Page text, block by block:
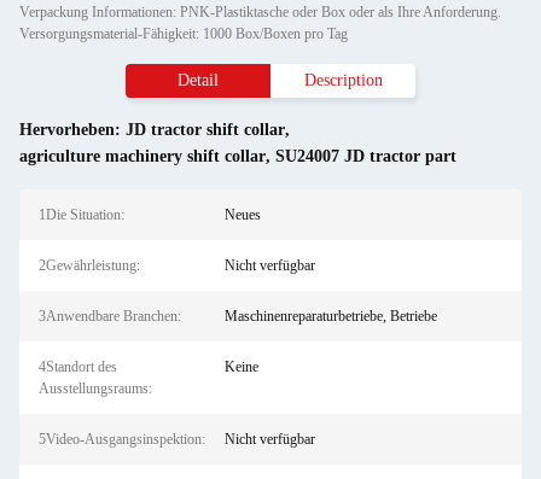
Verpackung Informationen: PNK-Plastiktasche oder Box oder als Ihre Anforderung.
Versorgungsmaterial-Fähigkeit: 1000 Box/Boxen pro Tag
Detail Description
Hervorheben: JD tractor shift collar,
agriculture machinery shift collar, SU24007 JD tractor part
1Die Situation: Neues
2Gewährleistung: Nicht verfügbar
3Anwendbare Branchen: Maschinenreparaturbetriebe, Betriebe
4Standort des
Ausstellungsraums:
Keine
5Video-Ausgangsinspektion: Nicht verfügbar